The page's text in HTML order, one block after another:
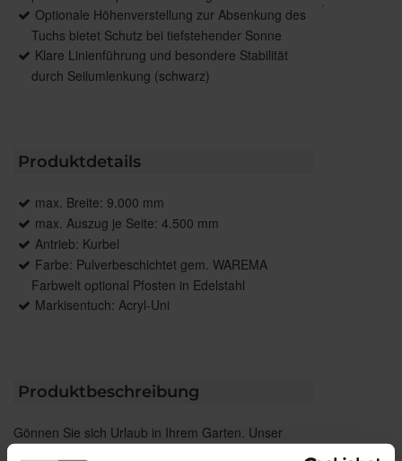
Optionale Höhenverstellung zur Absenkung des
Tuchs bietet Schutz bei tiefstehender Sonne
Klare Linienführung und besondere Stabilität
durch Seilumlenkung (schwarz)
Produktdetails
max. Breite: 9.000 mm
max. Auszug je Seite: 4.500 mm
Antrieb: Kurbel
Farbe: Pulverbeschichtet gem. WAREMA
Farbwelt optional Pfosten in Edelstahl
Markisentuch: Acryl-Uni
Produktbeschreibung
Gönnen Sie sich Urlaub in Ihrem Garten. Unser